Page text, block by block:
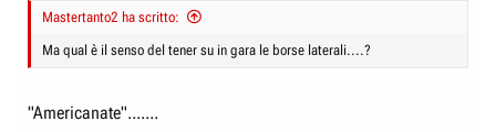
Mastertanto2 ha scritto:
Ma qual è il senso del tener su in gara le borse laterali....?
"Americanate".......